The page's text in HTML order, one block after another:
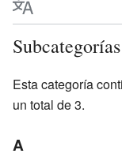
Subcategorías
Esta categoría
un total de 3.
A